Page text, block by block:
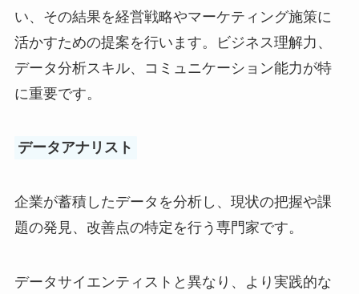
い、その結果を経営戦略やマーケティング施策に
活かすための提案を行います。ビジネス理解力、
データ分析スキル、コミュニケーション能力が特
に重要です。
データアナリスト
企業が蓄積したデータを分析し、現状の把握や課
題の発見、改善点の特定を行う専門家です。
データサイエンティストと異なり、より実践的な